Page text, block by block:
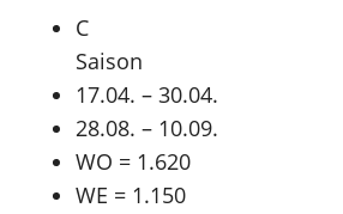
C
Saison
17.04. – 30.04.
28.08. – 10.09.
WO = 1.620
WE = 1.150